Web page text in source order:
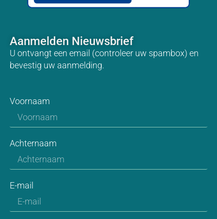
Aanmelden Nieuwsbrief
U ontvangt een email (controleer uw spambox) en
bevestig uw aanmelding.
Voornaam
Achternaam
E-mail